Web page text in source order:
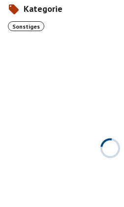
Kategorie
Sonstiges